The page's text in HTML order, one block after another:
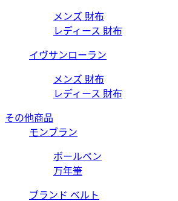
メンズ 財布
レディース 財布
イヴサンローラン
メンズ 財布
レディース 財布
その他商品
モンブラン
ボールペン
万年筆
ブランド ベルト